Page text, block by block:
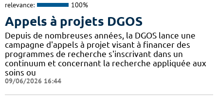
relevance: 100%
Appels à projets DGOS
Depuis de nombreuses années, la DGOS lance une
campagne d'appels à projet visant à financer des
programmes de recherche s'inscrivant dans un
continuum et concernant la recherche appliquée aux
soins ou
09/06/2026 16:44